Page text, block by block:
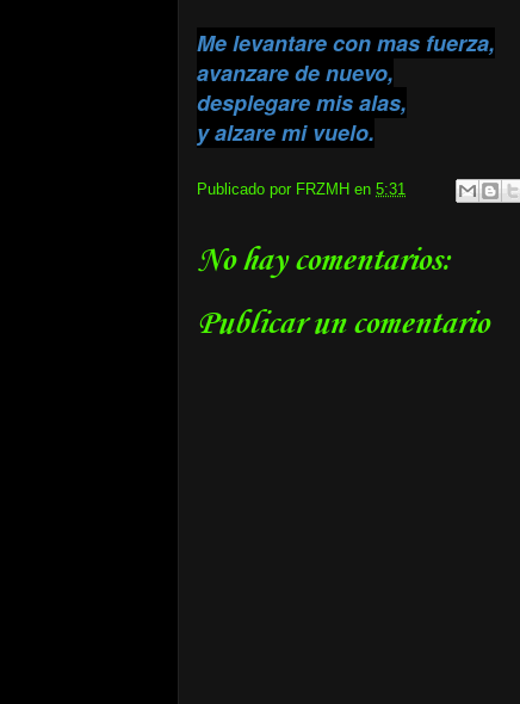
Me levantare con mas fuerza,
avanzare de nuevo,
desplegare mis alas,
y alzare mi vuelo.
Publicado por FRZMH en 5:31
No hay comentarios:
Publicar un comentario